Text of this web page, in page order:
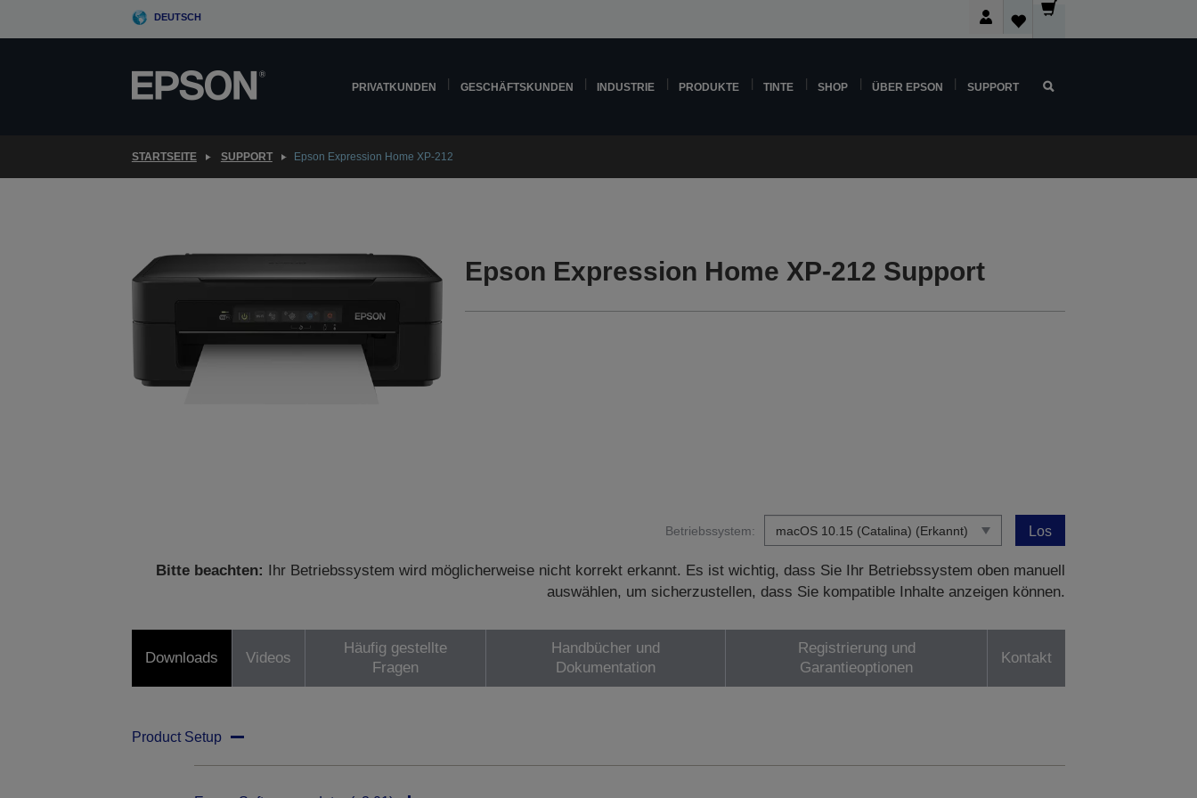
DEUTSCH
PRIVATKUNDEN GESCHÄFTSKUNDEN INDUSTRIE PRODUKTE TINTE SHOP ÜBER EPSON SUPPORT
STARTSEITE SUPPORT Epson Expression Home XP-212
Epson Expression Home XP-212 Support
Betriebssystem: Los
Bitte beachten:
Ihr Betriebssystem wird möglicherweise nicht korrekt erkannt. Es ist wichtig, dass Sie Ihr Betriebssystem oben manuell
auswählen, um sicherzustellen, dass Sie kompatible Inhalte anzeigen können.
Downloads Videos
Häufig gestellte
Fragen
Handbücher und
Dokumentation
Registrierung und
Garantieoptionen
Kontakt
Product Setup